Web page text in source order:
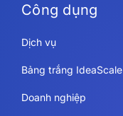
Công dụng
Dịch vụ
Bảng trắng IdeaScale
Doanh nghiệp